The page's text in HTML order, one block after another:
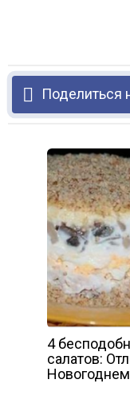
Поделиться
4
салатов: